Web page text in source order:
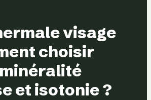
visage
choisir
et isotonie ?